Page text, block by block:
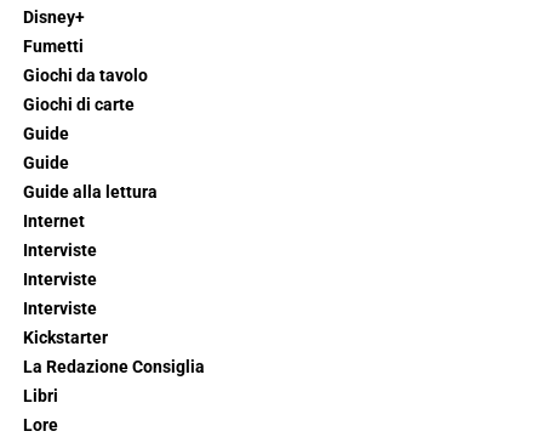
Disney+
Fumetti
Giochi da tavolo
Giochi di carte
Guide
Guide
Guide alla lettura
Internet
Interviste
Interviste
Interviste
Kickstarter
La Redazione Consiglia
Libri
Lore